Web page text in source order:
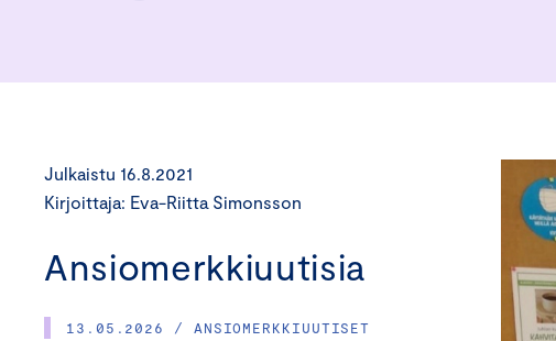
Julkaistu 16.8.2021
Kirjoittaja: Eva-Riitta Simonsson
Ansiomerkkiuutisia
13.05.2026 / ANSIOMERKKIUUTISET